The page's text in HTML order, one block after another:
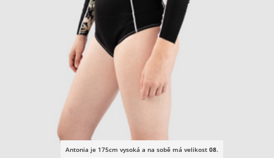
Antonia je 175cm vysoká a na sobě má velikost 08.